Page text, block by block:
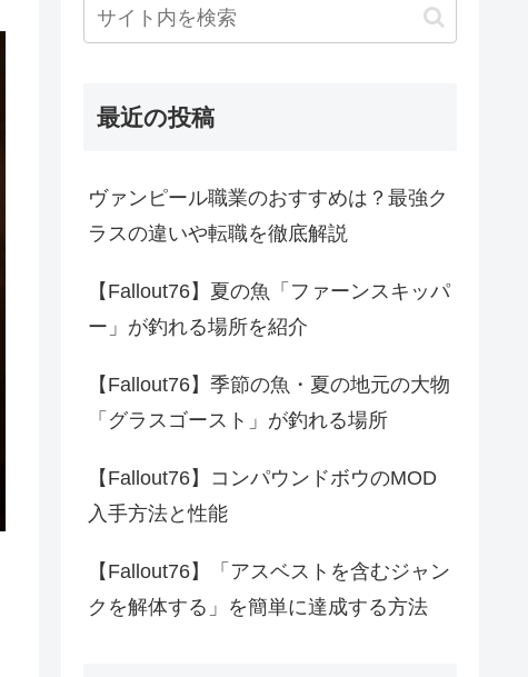
最近の投稿
ヴァンピール職業のおすすめは？最強ク
ラスの違いや転職を徹底解説
【Fallout76】夏の魚「ファーンスキッパ
ー」が釣れる場所を紹介
【Fallout76】季節の魚・夏の地元の大物
「グラスゴースト」が釣れる場所
【Fallout76】コンパウンドボウのMOD
入手方法と性能
【Fallout76】「アスベストを含むジャン
クを解体する」を簡単に達成する方法